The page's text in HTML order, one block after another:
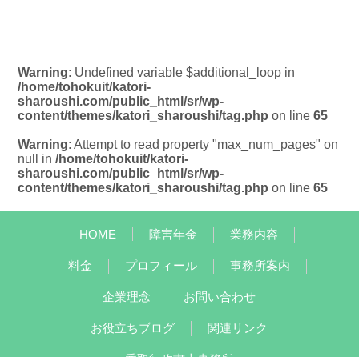
Warning: Undefined variable $additional_loop in
/home/tohokuit/katori-
sharoushi.com/public_html/sr/wp-
content/themes/katori_sharoushi/tag.php on line65
Warning: Attempt to read property "max_num_pages" on
null in/home/tohokuit/katori-
sharoushi.com/public_html/sr/wp-
content/themes/katori_sharoushi/tag.php on line65
HOME 障害年金 業務内容
料金 プロフィール 事務所案内
企業理念 お問い合わせ
お役立ちブログ 関連リンク